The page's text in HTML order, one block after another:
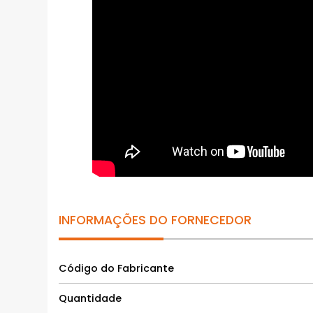
INFORMAÇÕES DO FORNECEDOR
Código do Fabricante
Quantidade